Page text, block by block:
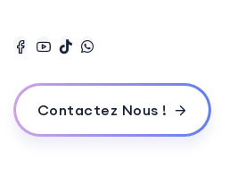
Contactez Nous !